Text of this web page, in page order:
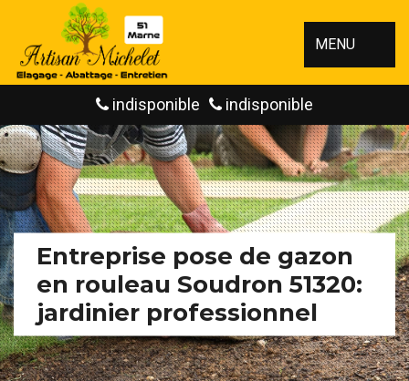
MENU
indisponible indisponible
Entreprise pose de gazon
en rouleau Soudron 51320:
jardinier professionnel